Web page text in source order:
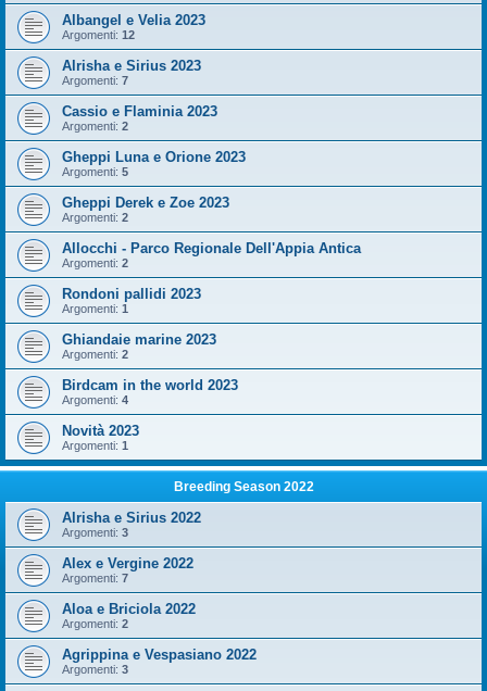
Albangel e Velia 2023
Argomenti: 12
Alrisha e Sirius 2023
Argomenti: 7
Cassio e Flaminia 2023
Argomenti: 2
Gheppi Luna e Orione 2023
Argomenti: 5
Gheppi Derek e Zoe 2023
Argomenti: 2
Allocchi - Parco Regionale Dell'Appia Antica
Argomenti: 2
Rondoni pallidi 2023
Argomenti: 1
Ghiandaie marine 2023
Argomenti: 2
Birdcam in the world 2023
Argomenti: 4
Novità 2023
Argomenti: 1
Breeding Season 2022
Alrisha e Sirius 2022
Argomenti: 3
Alex e Vergine 2022
Argomenti: 7
Aloa e Briciola 2022
Argomenti: 2
Agrippina e Vespasiano 2022
Argomenti: 3